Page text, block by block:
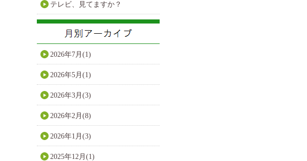
テレビ、見てますか？
2026年7月(1)
2026年5月(1)
2026年3月(3)
2026年2月(8)
2026年1月(3)
2025年12月(1)